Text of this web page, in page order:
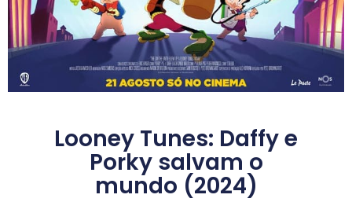
Looney Tunes: Daffy e
Porky salvam o
mundo (2024)